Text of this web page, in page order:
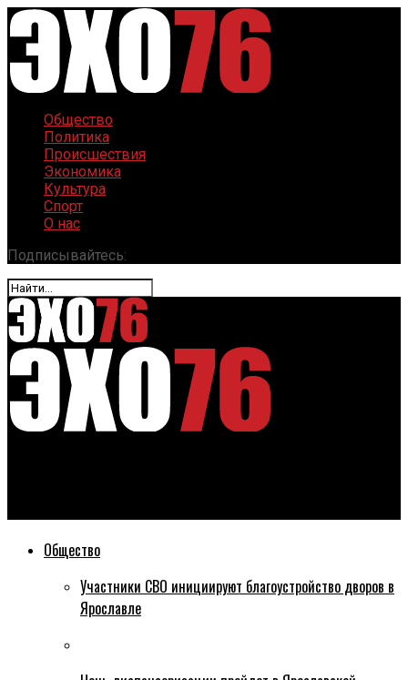
Общество
Политика
Происшествия
Экономика
Культура
Спорт
О нас
Подписывайтесь:
Общество
Участники СВО инициируют благоустройство дворов в
Ярославле